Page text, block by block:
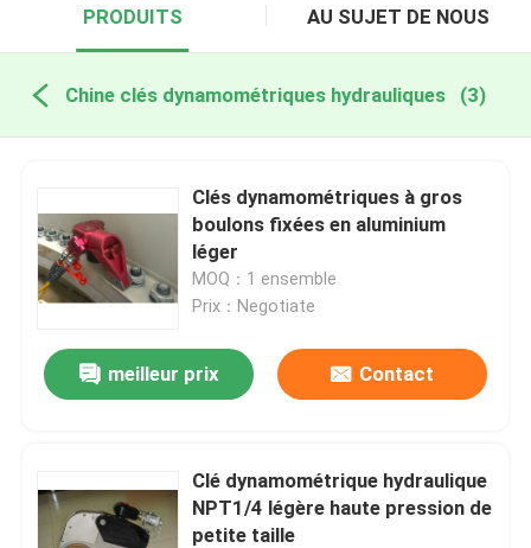
PRODUITS AU SUJET DE NOUS
Chine clés dynamométriques hydrauliques (3)
Clés dynamométriques à gros
boulons fixées en aluminium
léger
MOQ：1 ensemble
Prix：Negotiate
meilleur prix Contact
Clé dynamométrique hydraulique
NPT1/4 légère haute pression de
petite taille